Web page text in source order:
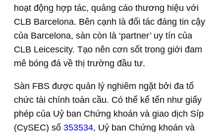
hoạt động hợp tác, quảng cáo thương hiệu với
CLB Barcelona. Bên cạnh là đối tác đáng tin cậy
của Barcelona, sàn còn là ‘partner’ uy tín của
CLB Leicescity. Tạo nên cơn sốt trong giới đam
mê bóng đá về thị trường đầu tư.
Sàn FBS được quản lý nghiêm ngặt bởi đa tổ
chức tài chính toàn cầu. Có thể kể tến như giấy
phép của Uỷ ban Chứng khoán và giao dịch Síp
(CySEC) số 353534, Uỷ ban Chứng khoán và